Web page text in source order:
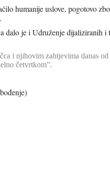
humanije uslove, pogotovo
dalo je i Udruženje dijaliziranih i
i njihovim zahtjevima danas
četvrtkom”.